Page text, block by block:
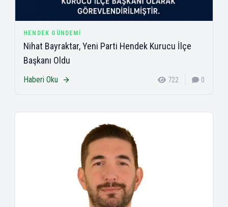
HENDEK GÜNDEMI
Nihat Bayraktar, Yeni Parti Hendek Kurucu İlçe
Başkanı Oldu
Haberi Oku 722 0